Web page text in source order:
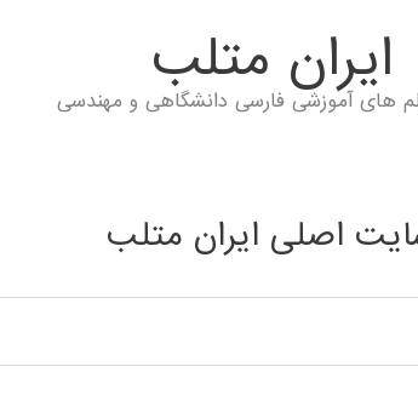
ايران متلب
های آموزشی فارسی دانشگاهی و مهندسی
اصلی ایران متلب